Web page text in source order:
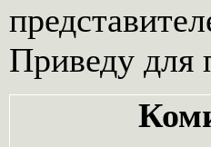
Приведу для